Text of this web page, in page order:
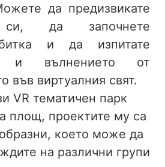
да предизвикате
си, да започнете
и да изпитате
и вълнението от
във виртуалния свят.
VR тематичен парк
площ, проектите му са
което може да
на различни групи